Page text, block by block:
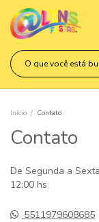
Início / Contato
Contato
De Segunda a
12:00 hs
5511979608685